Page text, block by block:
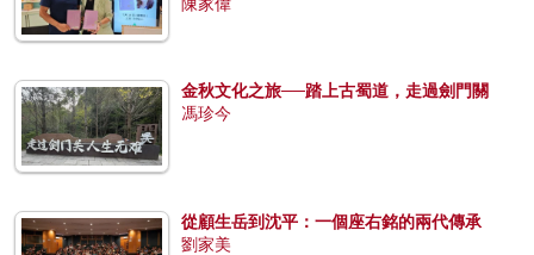
金秋文化之旅──踏上古蜀道，走過劍門關
馮珍今
從顧生岳到沈平：一個座右銘的兩代傳承
劉家美